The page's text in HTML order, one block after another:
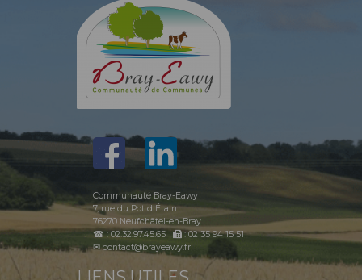
Communauté Bray-Eawy
7, rue du Pot d'Étain
76270 Neufchâtel-en-Bray
☎ : 02.32.97.45.65
: 02 35 94 15 51
✉ contact@brayeawy.fr